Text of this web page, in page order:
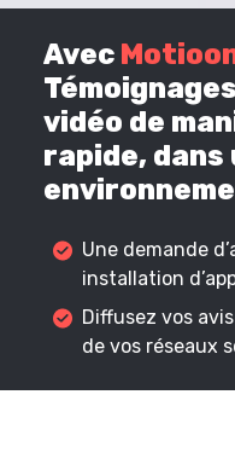
Avec
vidéo de
rapide, dans
Une demande
installation
Diffusez vos
de vos réseaux